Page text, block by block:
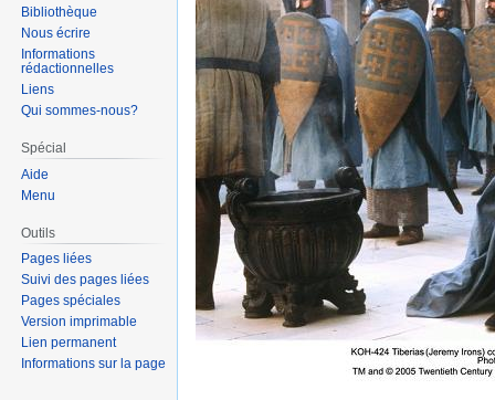
Bibliothèque
Nous écrire
Informations
rédactionnelles
Liens
Qui sommes-nous?
Spécial
Aide
Menu
Outils
Pages liées
Suivi des pages liées
Pages spéciales
Version imprimable
Lien permanent
Informations sur la page